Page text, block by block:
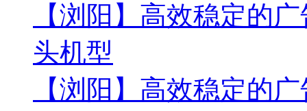
【浏阳】高效稳定的
头机型
【浏阳】高效稳定的